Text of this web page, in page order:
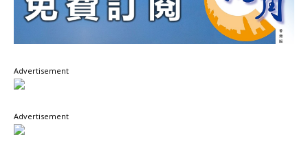
Advertisement
Advertisement